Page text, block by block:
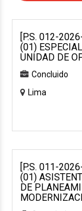
[P.S. 012-
(01)
UNIDAD DE
Concluido
Lima
[P.S. 011-
(01)
DE